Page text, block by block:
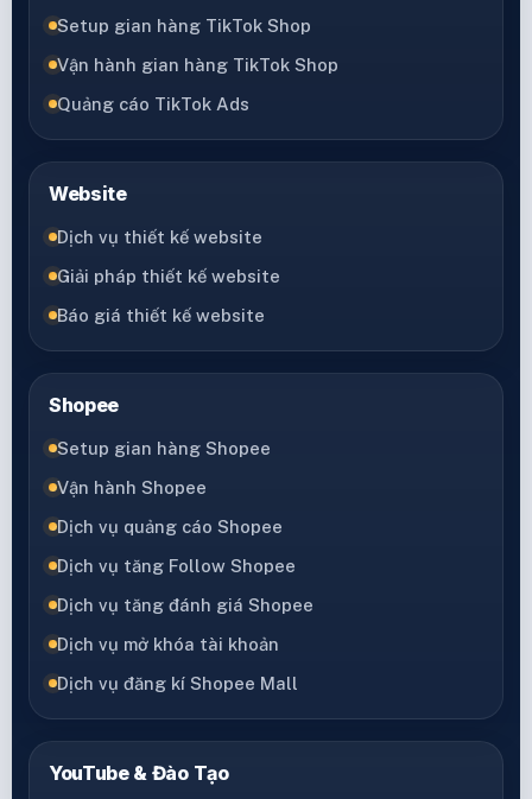
Setup gian hàng TikTok Shop
Vận hành gian hàng TikTok Shop
Quảng cáo TikTok Ads
Website
Dịch vụ thiết kế website
Giải pháp thiết kế website
Báo giá thiết kế website
Shopee
Setup gian hàng Shopee
Vận hành Shopee
Dịch vụ quảng cáo Shopee
Dịch vụ tăng Follow Shopee
Dịch vụ tăng đánh giá Shopee
Dịch vụ mở khóa tài khoản
Dịch vụ đăng kí Shopee Mall
YouTube & Đào Tạo